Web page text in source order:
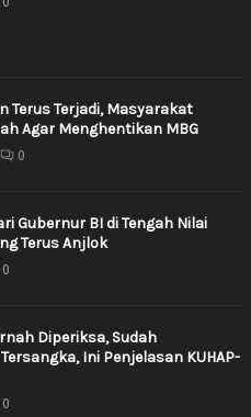
Terus Terjadi, Masyarakat
Agar Menghentikan MBG
0
Gubernur BI di Tengah Nilai
Terus Anjlok
0
Diperiksa, Sudah
Ini Penjelasan KUHAP-
0